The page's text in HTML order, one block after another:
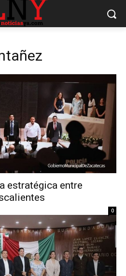
estratégica entre
0